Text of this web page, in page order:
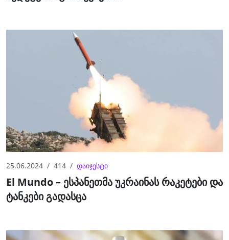
25.06.2024 414 დაიჯესტი
El Mundo – ესპანეთმა უკრაინას რაკეტები და
ტანკები გადასცა